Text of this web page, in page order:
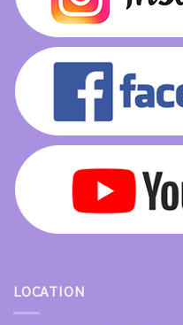
LOCATION